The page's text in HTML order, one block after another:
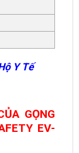
Y Tế
GỌNG
EV-